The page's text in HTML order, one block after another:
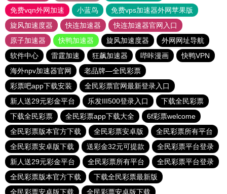
免费vqn外网加速
小蓝鸟
免费vps加速器外网苹果版
旋风加速度器
快连加速器
快连加速器官网入口
原子加速器
快鸭加速器 旋风加速度器
外网网址导航
软件中心
雷霆加速 狂飙加速器 哔咔漫画
快鸭VPN
海外npv加速器官网
老品牌—全民彩票
彩票吧app下载安装
全民彩票官网最新登录入口
新人送29元彩金平台
乐发III500登录入口
下载全民彩票
下载全民彩票
全民彩票app下载大全
6f彩票welcome
全民彩票版本官方下载
全民彩票安卓版
全民彩票所有平台
全民彩票安卓版下载
送彩金32元可提款
全民彩票平台登录
新人送29元彩金平台
全民彩票所有平台
全民彩票平台登录
全民彩票版本官方下载
下载全民彩票最新版
全民彩票安卓版下载
全民彩票安卓版下载